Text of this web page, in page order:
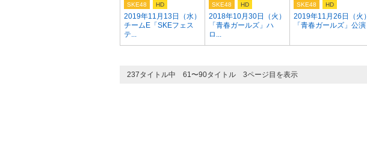
2019年11月13日（水）
チームE「SKEフェス
テ...
SKE48 HD
2018年10月30日（火）
「青春ガールズ」ハ
ロ...
SKE48 HD
2019年11月26日（火）
「青春ガールズ」公演
SKE48 HD
237タイトル中 61〜90タイトル 3ページ目を表示